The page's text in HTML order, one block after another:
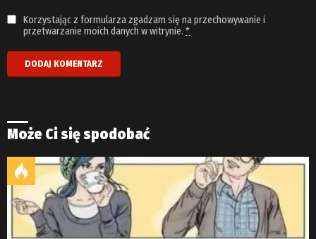
Korzystając z formularza zgadzam się na przechowywanie i
przetwarzanie moich danych w witrynie. *
Może Ci się spodobać